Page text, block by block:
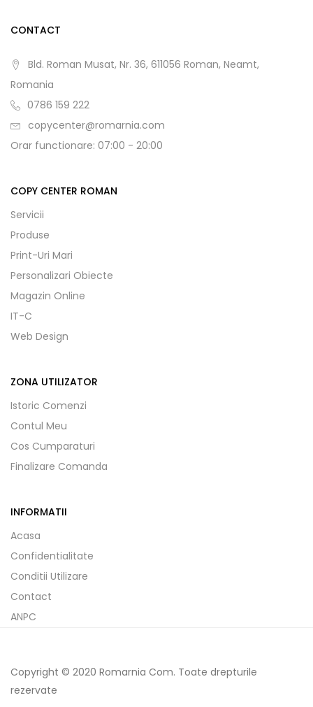
CONTACT
Bld. Roman Musat, Nr. 36, 611056 Roman, Neamt,
Romania
0786 159 222
copycenter@romarnia.com
Orar functionare: 07:00 - 20:00
COPY CENTER ROMAN
Servicii
Produse
Print-Uri Mari
Personalizari Obiecte
Magazin Online
IT-C
Web Design
ZONA UTILIZATOR
Istoric Comenzi
Contul Meu
Cos Cumparaturi
Finalizare Comanda
INFORMATII
Acasa
Confidentialitate
Conditii Utilizare
Contact
ANPC
Copyright © 2020 Romarnia Com. Toate drepturile
rezervate